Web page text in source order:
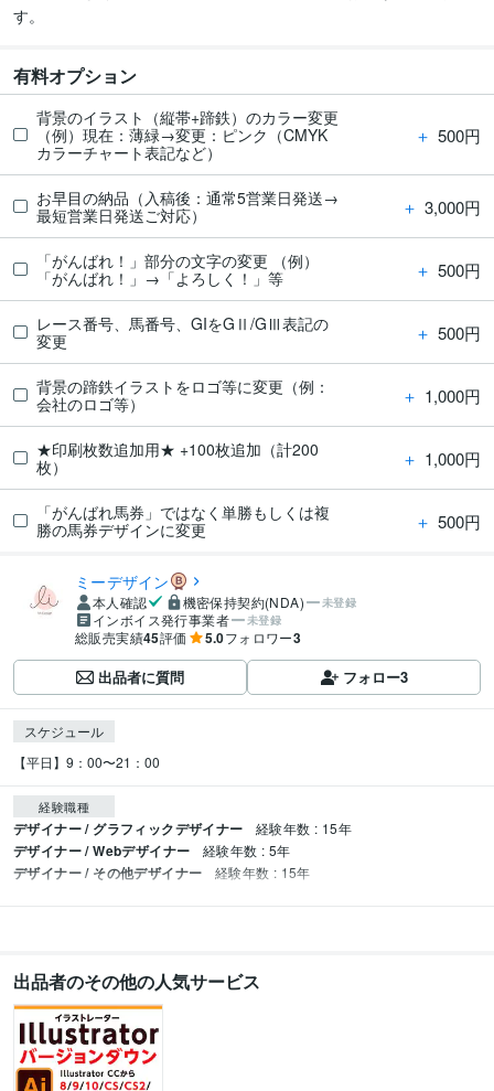
す。
有料オプション
背景のイラスト（縦帯+蹄鉄）のカラー変更
（例）現在：薄緑→変更：ピンク（CMYK
カラーチャート表記など）
＋ 500円
お早目の納品（入稿後：通常5営業日発送→
最短営業日発送ご対応）
＋ 3,000円
「がんばれ！」部分の文字の変更 （例）
「がんばれ！」→「よろしく！」等
＋ 500円
レース番号、馬番号、GIをGⅡ/GⅢ表記の
変更
＋ 500円
背景の蹄鉄イラストをロゴ等に変更（例：
会社のロゴ等）
＋ 1,000円
★印刷枚数追加用★ +100枚追加（計200
枚）
＋ 1,000円
「がんばれ馬券」ではなく単勝もしくは複
勝の馬券デザインに変更
＋ 500円
ミーデザイン
本人確認 機密保持契約(NDA) 未登録
インボイス発行事業者 未登録
総販売実績45評価 5.0フォロワー3
出品者に質問 フォロー3
スケジュール
【平日】9：00〜21：00
経験職種
デザイナー / グラフィックデザイナー 経験年数 : 15年
デザイナー / Webデザイナー 経験年数 : 5年
デザイナー / その他デザイナー 経験年数 : 15年
出品者のその他の人気サービス